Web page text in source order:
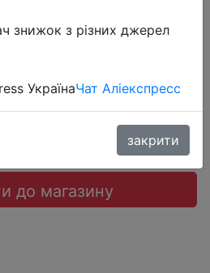
руб.
Sale
до магазину
знижок з різних джерел
УкраїнаЧат Аліекспресс
закрити